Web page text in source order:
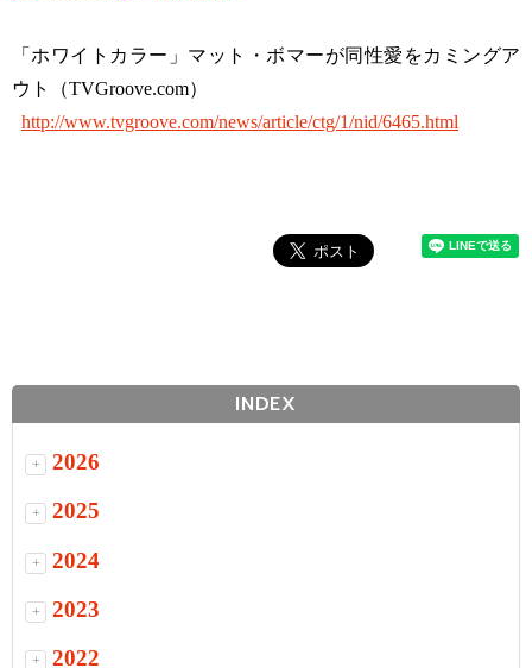
「ホワイトカラー」マット・ボマーが同性愛をカミングア
ウト（TVGroove.com）
http://www.tvgroove.com/news/article/ctg/1/nid/6465.html
INDEX
+ 2026
+ 2025
+ 2024
+ 2023
+ 2022